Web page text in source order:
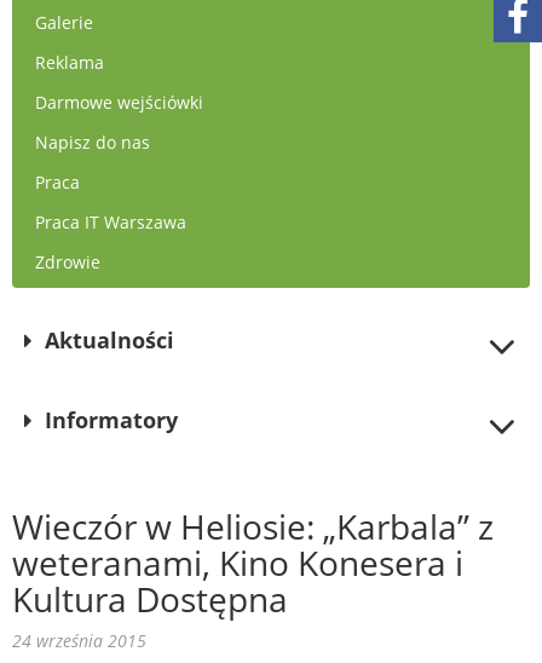
Galerie
Reklama
Darmowe wejściówki
Napisz do nas
Praca
Praca IT Warszawa
Zdrowie
Aktualności
Informatory
Wieczór w Heliosie: „Karbala” z
weteranami, Kino Konesera i
Kultura Dostępna
24 września 2015